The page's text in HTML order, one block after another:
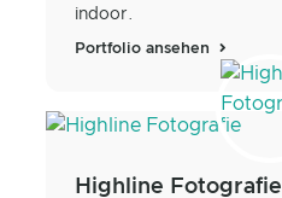
indoor.
Portfolio ansehen
Highline Fotografie